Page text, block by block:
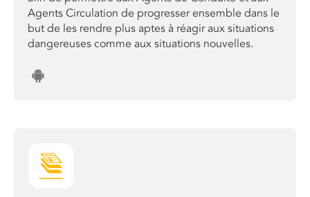
Agents Circulation de progresser ensemble dans le
but de les rendre plus aptes à réagir aux situations
dangereuses comme aux situations nouvelles.